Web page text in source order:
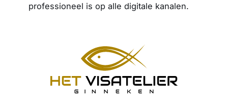
professioneel is op alle digitale kanalen.